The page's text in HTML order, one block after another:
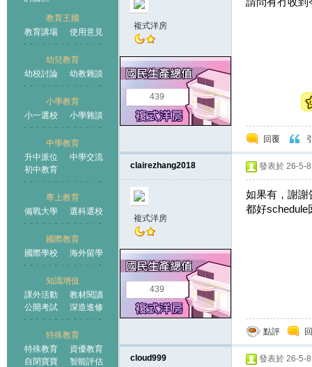
教育王國
教育講場
使用意見
幼兒教育
幼校討論
幼教雜談
小學教育
小一選校
小學雜談
中學教育
升中派位
中學交流
初中教育
專上教育
備戰大學
選科選校
國際教育
國際學校
海外留學
知識增值
課外活動
教材閱讀
公開考試
深造進修
特殊教育
特殊教育
資優教育
自閉寶寶
智能評估
王國
複式洋房
439
回覆
clairezhang2018
複式洋房
439
發表於 26-5-
如果有，謝謝
都好schedule
點評
cloud999 發表於 26-5-